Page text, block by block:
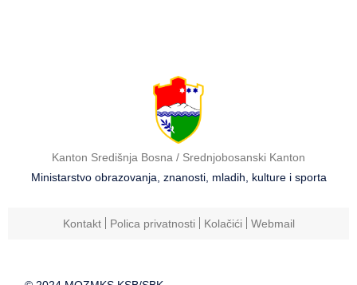
Kanton Središnja Bosna / Srednjobosanski Kanton
Ministarstvo obrazovanja, znanosti, mladih, kulture i sporta
Kontakt Polica privatnosti Kolačići Webmail